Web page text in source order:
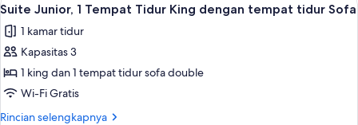
Tempat
Double
semua
foto
untuk
Suite
Junior,
1
4
Suite Junior, 1 Tempat Tidur King dengan tempat tidur Sofa
1 kamar tidur
Kapasitas 3
1 king dan 1 tempat tidur sofa double
Wi-Fi Gratis
Rincian selengkapnya
Rincian